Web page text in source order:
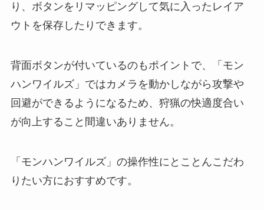
り、ボタンをリマッピングして気に入ったレイア
ウトを保存したりできます。
背面ボタンが付いているのもポイントで、「モン
ハンワイルズ」ではカメラを動かしながら攻撃や
回避ができるようになるため、狩猟の快適度合い
が向上すること間違いありません。
「モンハンワイルズ」の操作性にとことんこだわ
りたい方におすすめです。